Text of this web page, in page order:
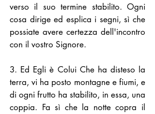
verso il suo termine stabilito. Ogni
cosa dirige ed esplica i segni, sì che
possiate avere certezza dell'incontro
con il vostro Signore.
3. Ed Egli è Colui Che ha disteso la
terra, vi ha posto montagne e fiumi, e
di ogni frutto ha stabilito, in essa, una
coppia. Fa sì che la notte copra il